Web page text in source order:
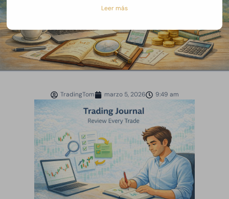
TradingTom marzo 5, 2026 9:49 am
Leer más